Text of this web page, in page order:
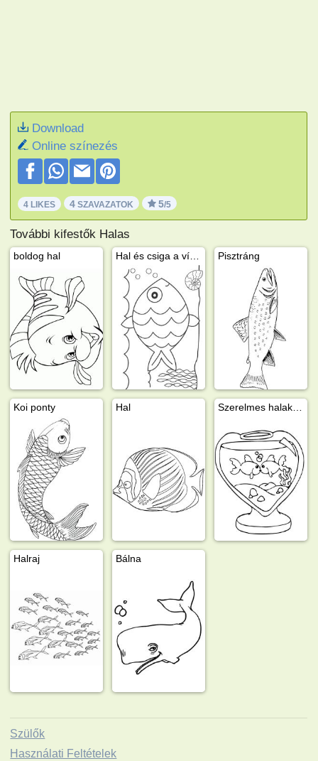
Download
Online színezés
4 LIKES 4 SZAVAZATOK 5/5
További kifestők Halas
boldog hal Pisztráng
Koi ponty Hal
Halraj Bálna
Szülők
Használati Feltételek